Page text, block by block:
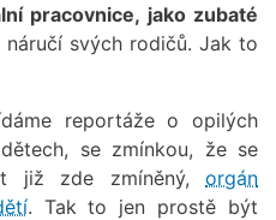
pracovnice, jako zubaté
svých rodičů. Jak to
reportáže o opilých
se zmínkou, že se
již zde zmíněný, orgán
. Tak to jen prostě být